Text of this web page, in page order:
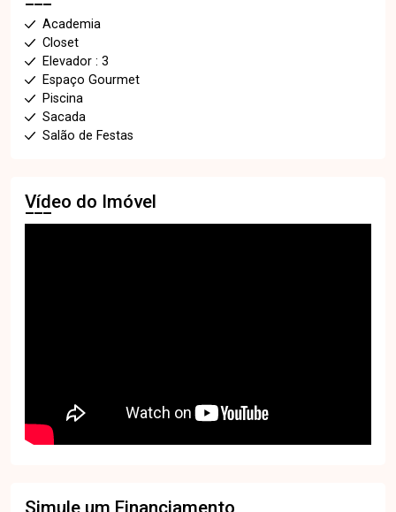
Academia
Closet
Elevador : 3
Espaço Gourmet
Piscina
Sacada
Salão de Festas
Vídeo do Imóvel
Simule um Financiamento